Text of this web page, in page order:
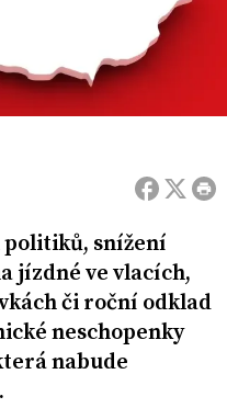
snížení
jízdné ve vlacích,
či roční odklad
neschopenky
nabude